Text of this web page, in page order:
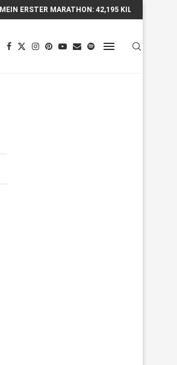
SUUNTO WING 2 IM TEST – FLÜGEL, FAKTEN...